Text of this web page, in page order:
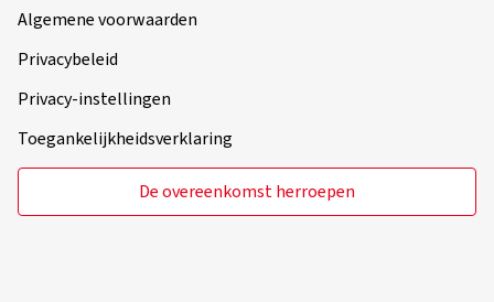
Algemene voorwaarden
Privacybeleid
Privacy-instellingen
Toegankelijkheidsverklaring
De overeenkomst herroepen